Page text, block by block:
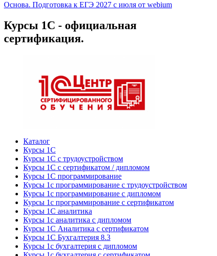
Основа. Подготовка к ЕГЭ 2027 с июля от webium
Курсы 1С - официальная
сертификация.
Каталог
Курсы 1С
Курсы 1С с трудоустройством
Курсы 1С с сертификатом / дипломом
Курсы 1С программирование
Курсы 1с программирование с трудоустройством
Курсы 1с программирование с дипломом
Курсы 1с программирование с сертификатом
Курсы 1С аналитика
Курсы 1с аналитика с дипломом
Курсы 1С Аналитика с сертификатом
Курсы 1С Бухгалтерия 8.3
Курсы 1с бухгалтерия с дипломом